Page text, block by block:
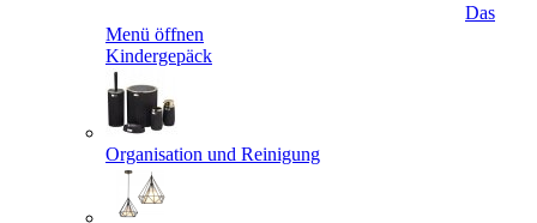
Das
Menü öffnen
Kindergepäck
Organisation und Reinigung